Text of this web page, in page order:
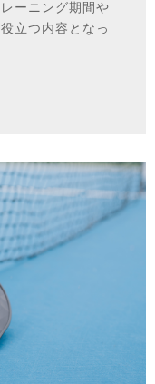
ーニング期間や
立つ内容となっ